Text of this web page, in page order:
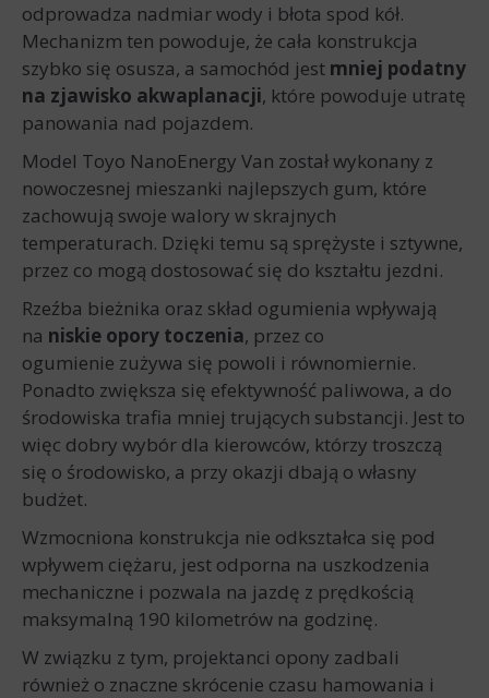
odprowadza nadmiar wody i błota spod kół.
Mechanizm ten powoduje, że cała konstrukcja
szybko się osusza, a samochód jest mniej podatny
na zjawisko akwaplanacji, które powoduje utratę
panowania nad pojazdem.
Model Toyo NanoEnergy Van został wykonany z
nowoczesnej mieszanki najlepszych gum, które
zachowują swoje walory w skrajnych
temperaturach. Dzięki temu są sprężyste i sztywne,
przez co mogą dostosować się do kształtu jezdni.
Rzeźba bieżnika oraz skład ogumienia wpływają
na niskie opory toczenia, przez co
ogumienie zużywa się powoli i równomiernie.
Ponadto zwiększa się efektywność paliwowa, a do
środowiska trafia mniej trujących substancji. Jest to
więc dobry wybór dla kierowców, którzy troszczą
się o środowisko, a przy okazji dbają o własny
budżet.
Wzmocniona konstrukcja nie odkształca się pod
wpływem ciężaru, jest odporna na uszkodzenia
mechaniczne i pozwala na jazdę z prędkością
maksymalną 190 kilometrów na godzinę.
W związku z tym, projektanci opony zadbali
również o znaczne skrócenie czasu hamowania i